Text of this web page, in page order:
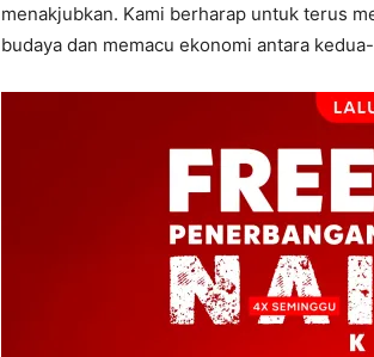
menakjubkan. Kami berharap untuk terus
budaya dan memacu ekonomi antara